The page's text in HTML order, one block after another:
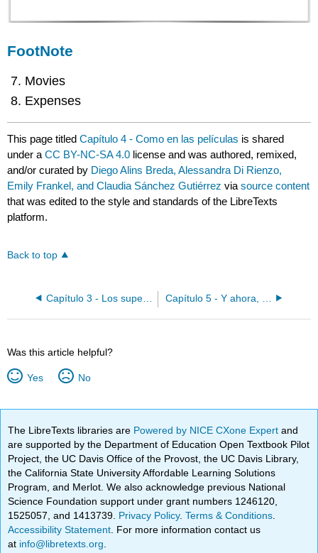
FootNote
Movies
Expenses
This page titledCapítulo 4 - Como en las películas is shared
under aCC BY-NC-SA 4.0 license and was authored, remixed,
and/or curated by Diego Alins Breda, Alessandra Di Rienzo,
Emily Frankel, and Claudia Sánchez Gutiérrez viasource content
that was edited to the style and standards of the LibreTexts
platform.
Back to top
Capítulo 3 - Los supermercados en Davis
Was this article helpful?
Yes No
The LibreTexts libraries are Powered by NICE CXone Expertand
are supported by the Department of Education Open Textbook Pilot
Project, the UC Davis Office of the Provost, the UC Davis Library,
the California State University Affordable Learning Solutions
Program, and Merlot. We also acknowledge previous National
Science Foundation support under grant numbers 1246120,
1525057, and 1413739. Privacy Policy.Terms & Conditions
Accessibility Statement . For more information contact us
at info@libretexts.org